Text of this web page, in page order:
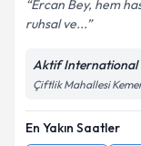
Ercan Bey, hem
ruhsal ve...
Aktif International
Çiftlik Mahallesi
En Yakın Saatler